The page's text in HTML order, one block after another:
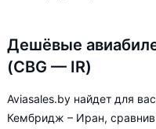
Дешёвые
(CBG — IR)
Aviasales.by найдет для
Кембридж – Иран,